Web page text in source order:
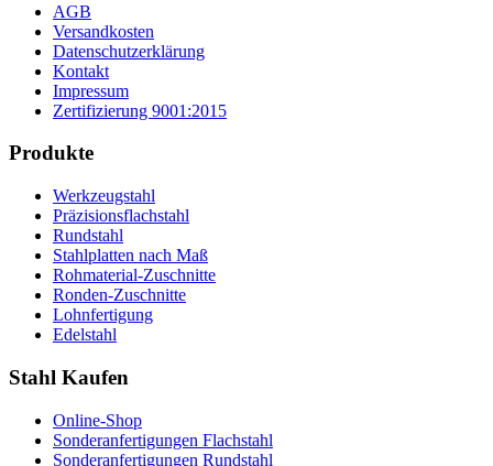
AGB
Versandkosten
Datenschutzerklärung
Kontakt
Impressum
Zertifizierung 9001:2015
Produkte
Werkzeugstahl
Präzisionsflachstahl
Rundstahl
Stahlplatten nach Maß
Rohmaterial-Zuschnitte
Ronden-Zuschnitte
Lohnfertigung
Edelstahl
Stahl Kaufen
Online-Shop
Sonderanfertigungen Flachstahl
Sonderanfertigungen Rundstahl